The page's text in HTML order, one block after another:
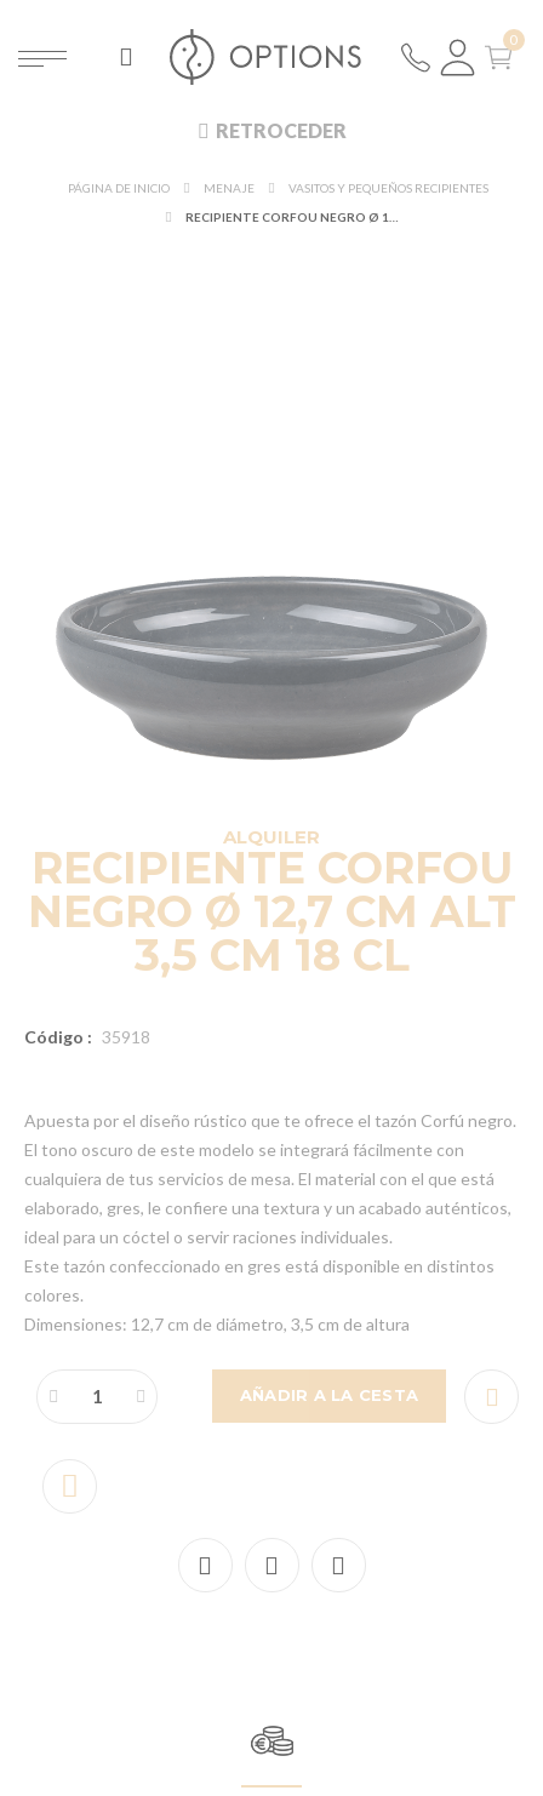
RETROCEDER
PÁGINA DE INICIO MENAJE
VASITOS Y PEQUEÑOS RECIPIENTES
ALQUILER
RECIPIENTE CORFOU
NEGRO Ø 12,7 CM ALT
3,5 CM 18 CL
Código : 35918
Apuesta por el diseño rústico que te ofrece el tazón Corfú negro.
El tono oscuro de este modelo se integrará fácilmente con
cualquiera de tus servicios de mesa. El material con el que está
elaborado, gres, le confiere una textura y un acabado auténticos,
ideal para un cóctel o servir raciones individuales.
Este tazón confeccionado en gres está disponible en distintos
colores.
Dimensiones: 12,7 cm de diámetro, 3,5 cm de altura
AÑADIR A LA CESTA